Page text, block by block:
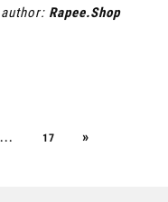
author: Rapee.Shop
... 17 »